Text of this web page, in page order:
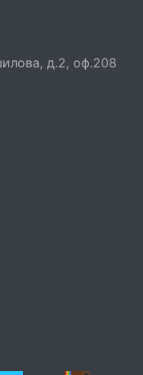
д.2, оф.208